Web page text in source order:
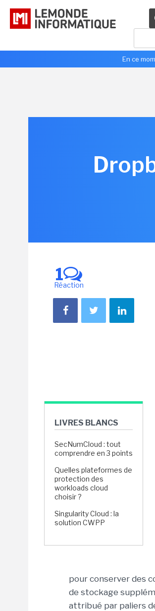
En ce
1
Réaction
LIVRES BLANCS
SecNumCloud : tout
comprendre en 3 points
Quelles plateformes de
protection des
workloads cloud
choisir ?
Singularity Cloud : la
solution CWPP
pour conserver des
de stockage
attribué par paliers